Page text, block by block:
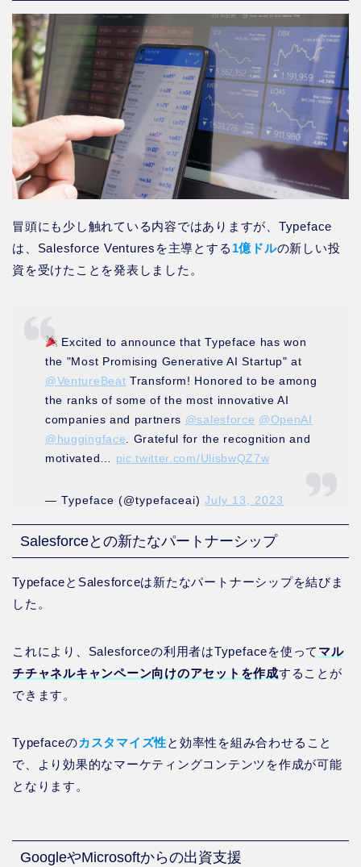
冒頭にも少し触れている内容ではありますが、Typeface
は、Salesforce Venturesを主導とする 1億ドルの新しい投
資を受けたことを発表しました。
Excited to announce that Typeface has won
the "Most Promising Generative AI Startup" at
@VentureBeat Transform! Honored to be among
the ranks of some of the most innovative AI
companies and partners @salesforce @OpenAI
@huggingface . Grateful for the recognition and
motivated… pic.twitter.com/UlisbwQZ7w
— Typeface (@typefaceai)July 13, 2023
Salesforceとの新たなパートナーシップ
TypefaceとSalesforceは新たなパートナーシップを結びま
した。
これにより、Salesforceの利用者はTypefaceを使って マル
チチャネルキャンペーン向けのアセットを作成することが
できます。
Typefaceのカスタマイズ性と効率性を組み合わせること
で、より効果的なマーケティングコンテンツを作成が可能
となります。
GoogleやMicrosoftからの出資支援